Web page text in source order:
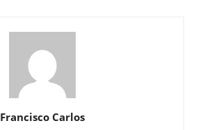
Francisco Carlos